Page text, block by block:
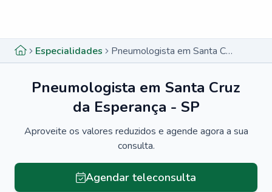
Especialidades Pneumologista em Santa Cruz da Esperança - SP
Pneumologista em Santa Cruz
da Esperança - SP
Aproveite os valores reduzidos e agende agora a sua
consulta.
Agendar teleconsulta